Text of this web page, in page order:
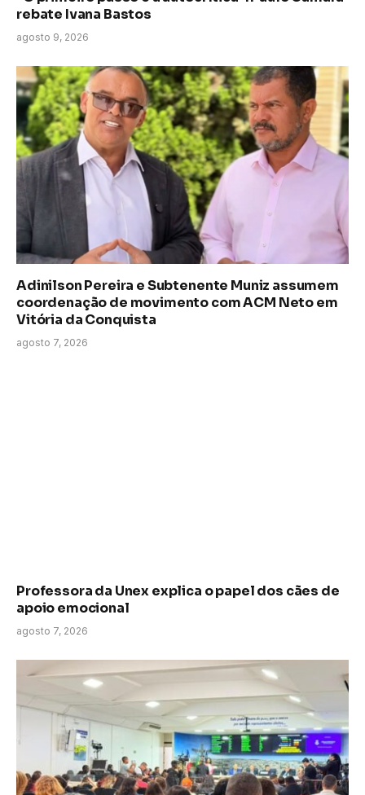
rebate Ivana Bastos
agosto 9, 2026
Adinilson Pereira e Subtenente Muniz assumem
coordenação de movimento com ACM Neto em
Vitória da Conquista
agosto 7, 2026
Professora da Unex explica o papel dos cães de
apoio emocional
agosto 7, 2026